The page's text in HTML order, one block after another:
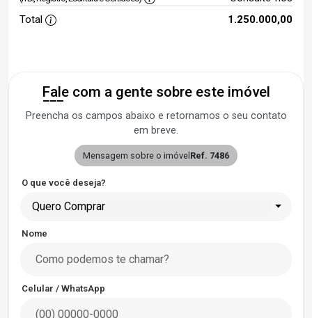
Total
1.250.000,00
Fale com a gente sobre este imóvel
Preencha os campos abaixo e retornamos o seu contato
em breve.
Mensagem sobre o imóvel Ref. 7486
O que você deseja?
Quero Comprar
Nome
Celular / WhatsApp